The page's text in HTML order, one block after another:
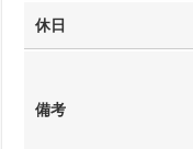
休日
備考